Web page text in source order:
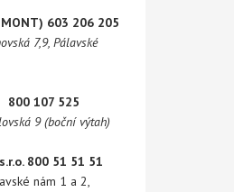
603 206 205
7,9, Pálavské
800 107 525
9 (boční výtah)
800 51 51 51
nám 1 a 2,